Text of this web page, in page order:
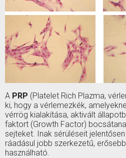
A PRP (Platelet Rich Plazma,
ki, hogy a vérlemezkék,
vérrög kialakítása, aktivált
faktort (Growth Factor)
sejteket. Inak sérüléseit
ráadásul jobb szerkezetű,
használható.